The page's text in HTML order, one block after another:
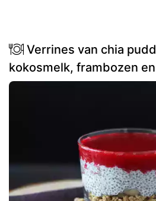
Verrines van chia
kokosmelk, frambozen